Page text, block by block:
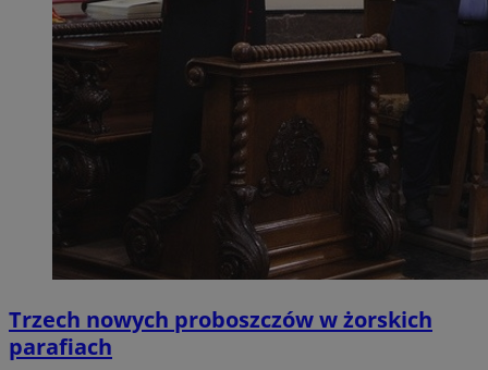
Trzech nowych proboszczów w żorskich
parafiach